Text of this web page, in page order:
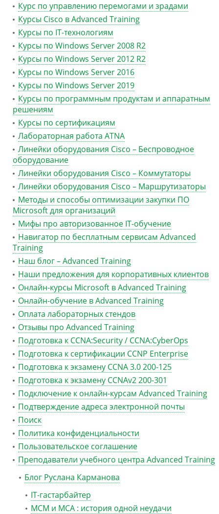
Курс по управлению перемогами и зрадами
Курсы Cisco в Advanced Training
Курсы по IT-технологиям
Курсы по Windows Server 2008 R2
Курсы по Windows Server 2012 R2
Курсы по Windows Server 2016
Курсы по Windows Server 2019
Курсы по программным продуктам и аппаратным
решениям
Курсы по сертификациям
Лабораторная работа ATNA
Линейки оборудования Cisco – Беспроводное
оборудование
Линейки оборудования Cisco – Коммутаторы
Линейки оборудования Cisco – Маршрутизаторы
Методы и способы оптимизации закупки ПО
Microsoft для организаций
Мифы про авторизованное IT-обучение
Навигатор по бесплатным сервисам Advanced
Training
Наш блог – Advanced Training
Наши предложения для корпоративных клиентов
Онлайн-курсы Microsoft в Advanced Training
Онлайн-обучение в Advanced Training
Оплата лабораторных стендов
Отзывы про Advanced Training
Подготовка к CCNA:Security / CCNA:CyberOps
Подготовка к сертификации CCNP Enterprise
Подготовка к экзамену CCNA 3.0 200-125
Подготовка к экзамену CCNAv2 200-301
Подключение к онлайн-курсам Advanced Training
Подтверждение адреса электронной почты
Поиск
Политика конфиденциальности
Пользовательское соглашение
Преподаватели учебного центра Advanced Training
Блог Руслана Карманова
IT-гастарбайтер
MCM и MCA : история одной неудачи